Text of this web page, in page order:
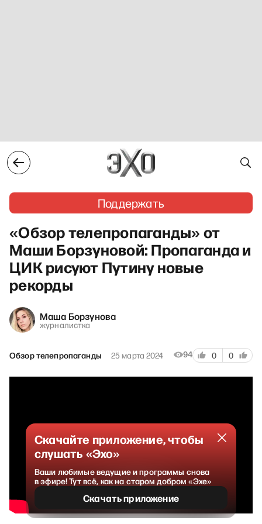
Поддержать
«Обзор телепропаганды» от
Маши Борзуновой: Пропаганда и
ЦИК рисуют Путину новые
рекорды
Маша Борзунова
журналистка
Обзор телепропаганды 25 марта 2024 94 0 0
Скачайте приложение, чтобы
слушать «Эхо»
Ваши любимые ведущие и программы снова
в эфире! Тут всё, как на старом добром «Эхе»
Скачать приложение